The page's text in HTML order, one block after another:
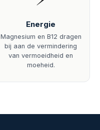
Energie
Magnesium en B12 dragen
bij aan de vermindering
van vermoeidheid en
moeheid.